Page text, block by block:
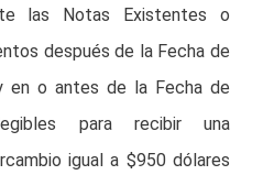
las Notas Existentes o
después de la Fecha de
en o antes de la Fecha de
para recibir una
igual a $950 dólares